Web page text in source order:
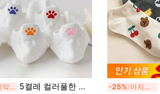
마지막 3일 5켤레 컬러풀한 고양이 발바닥 여름 통기성 탄력 스포츠 양말, 인기 있는 화이트 기본 러플 양말, 캠퍼스, 체육관, 결혼식, 일상 착용, 크리스마스 선물, 여성용 양말에 적합 -25% 마지막 3일